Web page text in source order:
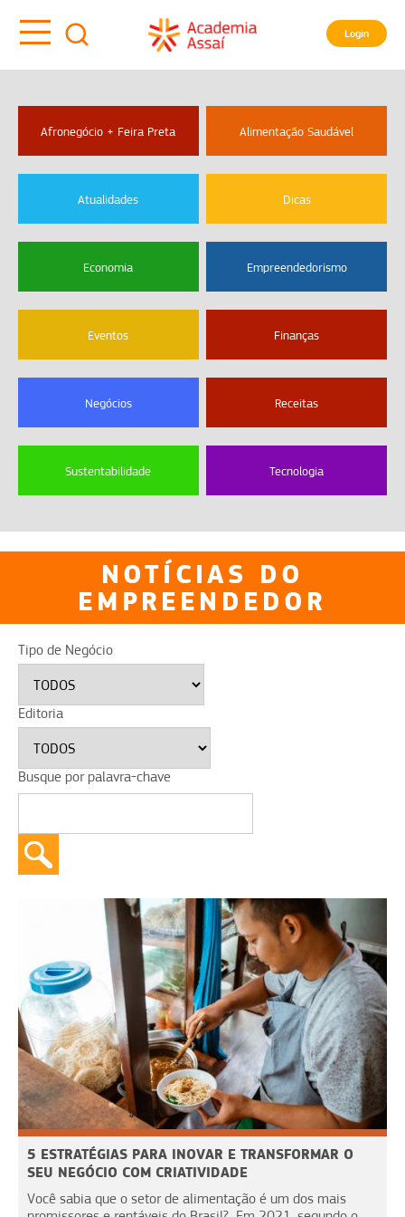
Login
Afronegócio + Feira Preta Alimentação Saudável
Atualidades Dicas
Economia Empreendedorismo
Eventos Finanças
Negócios Receitas
Sustentabilidade Tecnologia
NOTÍCIAS DO
EMPREENDEDOR
Tipo de Negócio
Editoria
Busque por palavra-chave
5 ESTRATÉGIAS PARA INOVAR E TRANSFORMAR O
SEU NEGÓCIO COM CRIATIVIDADE
Você sabia que o setor de alimentação é um dos mais